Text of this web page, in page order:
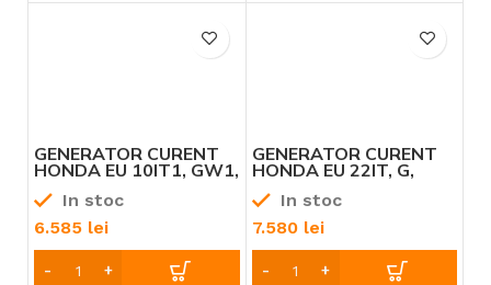
GENERATOR CURENT
HONDA EU 10IT1, GW1,
“INVERTER”
In stoc
6.585 lei
GENERATOR CURENT
HONDA EU 22IT, G,
“INVERTER”
In stoc
7.580 lei